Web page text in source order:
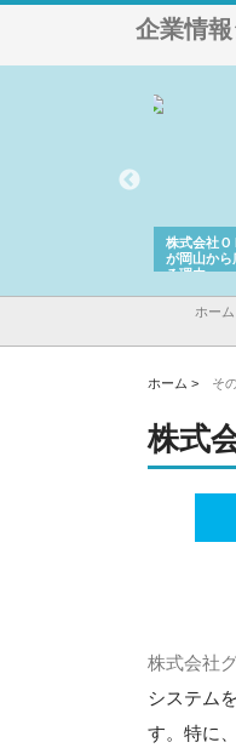
企業情
株式会社Ｏ
が岡山から
る理由
ホーム
ホーム > そ
株式
株式会社
システム
す。特に